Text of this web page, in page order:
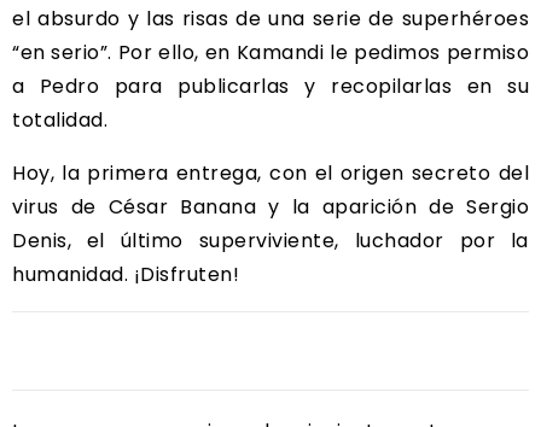
el absurdo y las risas de una serie de superhéroes
“en serio”. Por ello, en Kamandi le pedimos permiso
a Pedro para publicarlas y recopilarlas en su
totalidad.
Hoy, la primera entrega, con el origen secreto del
virus de César Banana y la aparición de Sergio
Denis, el último superviviente, luchador por la
humanidad. ¡Disfruten!